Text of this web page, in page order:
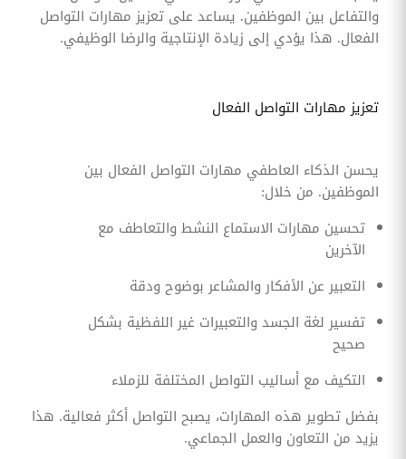
والتفاعل بين الموظفين. يساعد على تعزيز مهارات التواصل
الفعال. هذا يؤدي إلى زيادة الإنتاجية والرضا الوظيفي.
تعزيز مهارات التواصل الفعال
يحسن الذكاء العاطفي مهارات التواصل الفعال بين
الموظفين. من خلال:
تحسين مهارات الاستماع النشط والتعاطف مع
الآخرين
التعبير عن الأفكار والمشاعر بوضوح ودقة
تفسير لغة الجسد والتعبيرات غير اللفظية بشكل
صحيح
التكيف مع أساليب التواصل المختلفة للزملاء
بفضل تطوير هذه المهارات، يصبح التواصل أكثر فعالية. هذا
يزيد من التعاون والعمل الجماعي.